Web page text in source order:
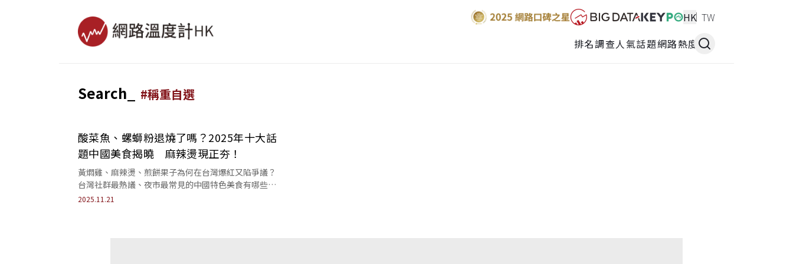
HK TW
排名調查人氣話題網路熱度
Search_ #稱重自選
酸菜魚、螺螄粉退燒了嗎？2025年十大話
題中國美食揭曉 麻辣燙現正夯！
黃燜雞、麻辣燙、煎餅果子為何在台灣爆紅又陷爭議？
台灣社群最熱議、夜市最常見的中國特色美食有哪些？
本文解析台灣十大中式美食市場熱潮、食安與本土化挑
2025.11.21